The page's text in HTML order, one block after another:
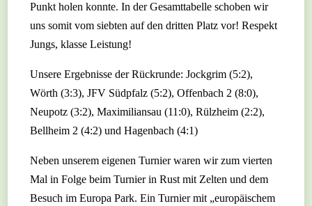
Punkt holen konnte. In der Gesamttabelle schoben wir
uns somit vom siebten auf den dritten Platz vor! Respekt
Jungs, klasse Leistung!
Unsere Ergebnisse der Rückrunde: Jockgrim (5:2),
Wörth (3:3), JFV Südpfalz (5:2), Offenbach 2 (8:0),
Neupotz (3:2), Maximiliansau (11:0), Rülzheim (2:2),
Bellheim 2 (4:2) und Hagenbach (4:1)
Neben unserem eigenen Turnier waren wir zum vierten
Mal in Folge beim Turnier in Rust mit Zelten und dem
Besuch im Europa Park. Ein Turnier mit „europäischem